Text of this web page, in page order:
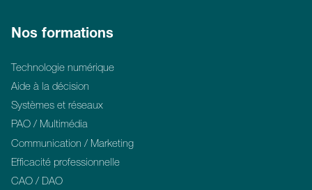
Nos formations
Technologie numérique
Aide à la décision
Systèmes et réseaux
PAO / Multimédia
Communication / Marketing
Efficacité professionnelle
CAO / DAO